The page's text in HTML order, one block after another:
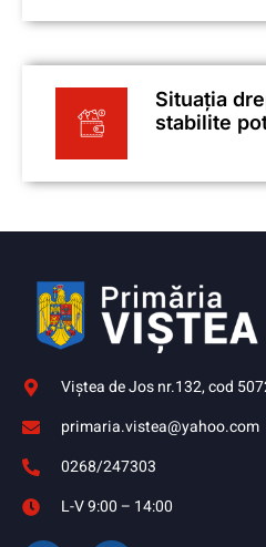
Situația
stabilite
Viştea de Jos nr.132, cod
primaria.vistea@yahoo.com
0268/247303
L-V 9:00 – 14:00